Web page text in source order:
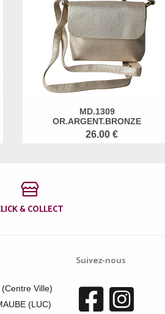
MD.1309
OR.ARGENT.BRONZE
26.00 €
& COLLECT
Ville)
(LUC)
Suivez-nous